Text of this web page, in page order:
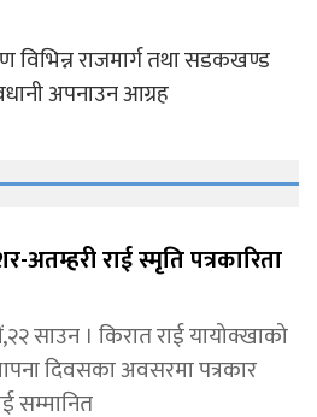
विभिन्न राजमार्ग तथा सडकखण्ड
अपनाउन आग्रह
अतम्हरी राई स्मृति पत्रकारिता
साउन । किरात राई यायोक्खाको
दिवसका अवसरमा पत्रकार
सम्मानित